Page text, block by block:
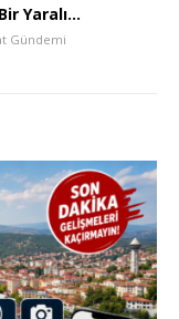
Yaralı…
Gündemi